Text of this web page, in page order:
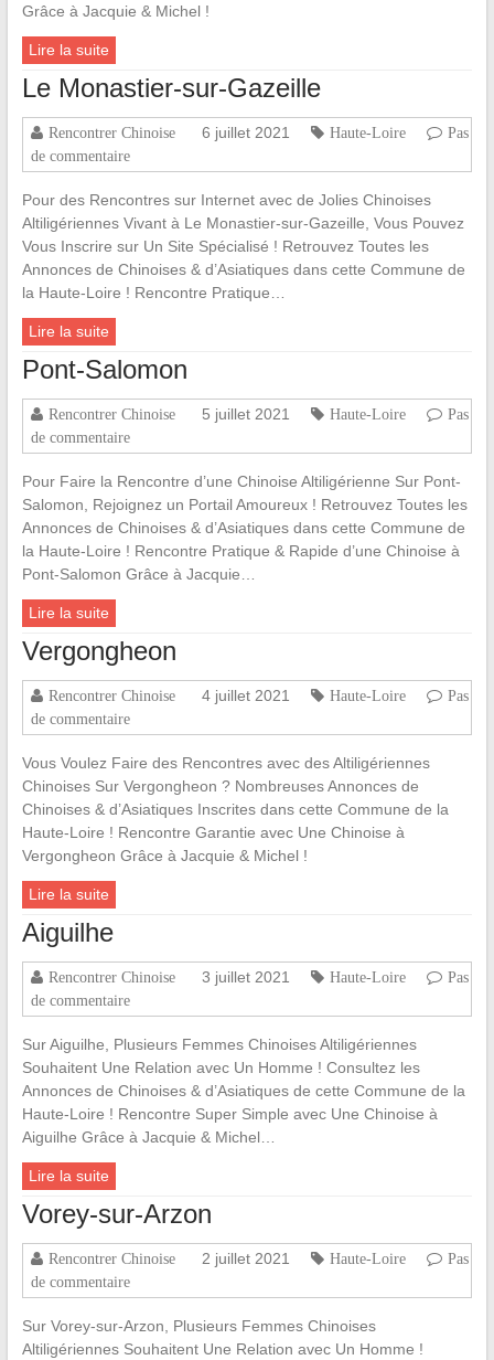
Grâce à Jacquie & Michel !
Lire la suite
Le Monastier-sur-Gazeille
Rencontrer Chinoise 6 juillet 2021 Haute-Loire
Pas
de commentaire
Pour des Rencontres sur Internet avec de Jolies Chinoises
Altiligériennes Vivant à Le Monastier-sur-Gazeille, Vous Pouvez
Vous Inscrire sur Un Site Spécialisé ! Retrouvez Toutes les
Annonces de Chinoises & d’Asiatiques dans cette Commune de
la Haute-Loire ! Rencontre Pratique…
Lire la suite
Pont-Salomon
Rencontrer Chinoise 5 juillet 2021 Haute-Loire
Pas
de commentaire
Pour Faire la Rencontre d’une Chinoise Altiligérienne Sur Pont-
Salomon, Rejoignez un Portail Amoureux ! Retrouvez Toutes les
Annonces de Chinoises & d’Asiatiques dans cette Commune de
la Haute-Loire ! Rencontre Pratique & Rapide d’une Chinoise à
Pont-Salomon Grâce à Jacquie…
Lire la suite
Vergongheon
Rencontrer Chinoise 4 juillet 2021 Haute-Loire
Pas
de commentaire
Vous Voulez Faire des Rencontres avec des Altiligériennes
Chinoises Sur Vergongheon ? Nombreuses Annonces de
Chinoises & d’Asiatiques Inscrites dans cette Commune de la
Haute-Loire ! Rencontre Garantie avec Une Chinoise à
Vergongheon Grâce à Jacquie & Michel !
Lire la suite
Aiguilhe
Rencontrer Chinoise 3 juillet 2021 Haute-Loire
Pas
de commentaire
Sur Aiguilhe, Plusieurs Femmes Chinoises Altiligériennes
Souhaitent Une Relation avec Un Homme ! Consultez les
Annonces de Chinoises & d’Asiatiques de cette Commune de la
Haute-Loire ! Rencontre Super Simple avec Une Chinoise à
Aiguilhe Grâce à Jacquie & Michel…
Lire la suite
Vorey-sur-Arzon
Rencontrer Chinoise 2 juillet 2021 Haute-Loire
Pas
de commentaire
Sur Vorey-sur-Arzon, Plusieurs Femmes Chinoises
Altiligériennes Souhaitent Une Relation avec Un Homme !